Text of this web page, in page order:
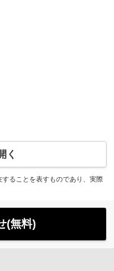
く
ることを表すものであり、実際
(無料)